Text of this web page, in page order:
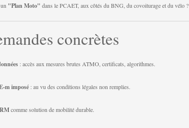
"Plan Moto" dans le PCAET, aux côtés du BNG, du covoiturage et du vélo ?
concrètes
: accès aux mesures brutes ATMO, certificats, algorithmes.
m imposé : au vu des conditions légales non remplies.
comme solution de mobilité durable.